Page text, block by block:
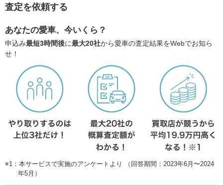
査定を依頼する
あなたの愛車、今いくら？
申込み最短3時間後に最大20社から愛車の査定結果をWebでお知ら
せ！
※1：本サービスで実施のアンケートより （回答期間：2023年6月〜2024
年5月）